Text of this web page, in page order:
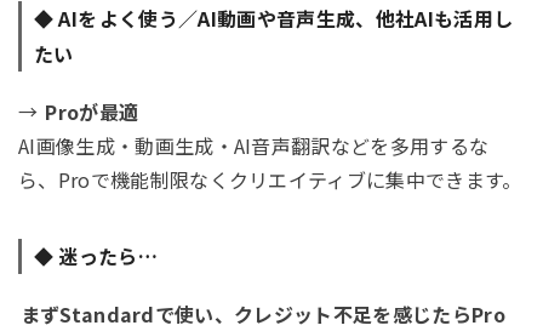
◆ AIを よく使う／AI動画や音声生成、他社AIも活用し
たい
→ Proが最適
AI画像生成・動画生成・AI音声翻訳などを多用するな
ら、Proで機能制限なくクリエイティブに集中できます。
◆ 迷ったら…
まずStandardで使い、クレジット不足を感じたらPro